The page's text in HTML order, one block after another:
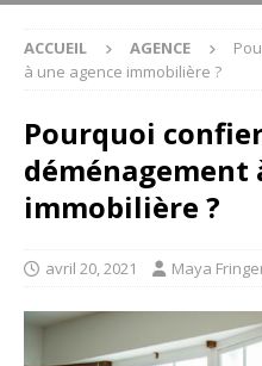
ACCUEIL AGENCE
à une agence immobilière ?
Pourquoi
déménagement
immobilière ?
avril 20, 2021 Maya